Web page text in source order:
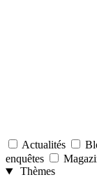
Actualités
enquêtes
Thèmes